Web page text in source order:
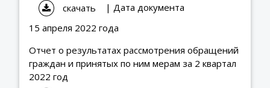
скачать
| Дата документа
15 апреля 2022 года
Отчет о результатах рассмотрения обращений
граждан и принятых по ним мерам за 2 квартал
2022 год